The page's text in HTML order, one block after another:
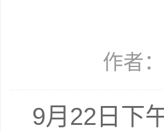
作者
9月22日下